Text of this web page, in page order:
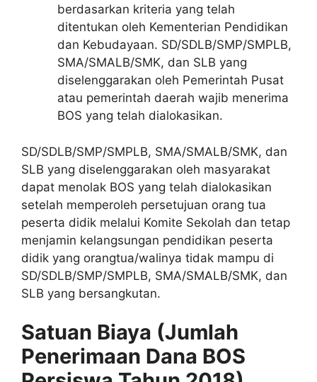
berdasarkan kriteria yang telah
ditentukan oleh Kementerian Pendidikan
dan Kebudayaan. SD/SDLB/SMP/SMPLB,
SMA/SMALB/SMK, dan SLB yang
diselenggarakan oleh Pemerintah Pusat
atau pemerintah daerah wajib menerima
BOS yang telah dialokasikan.
SD/SDLB/SMP/SMPLB, SMA/SMALB/SMK, dan
SLB yang diselenggarakan oleh masyarakat
dapat menolak BOS yang telah dialokasikan
setelah memperoleh persetujuan orang tua
peserta didik melalui Komite Sekolah dan tetap
menjamin kelangsungan pendidikan peserta
didik yang orangtua/walinya tidak mampu di
SD/SDLB/SMP/SMPLB, SMA/SMALB/SMK, dan
SLB yang bersangkutan.
Satuan Biaya (Jumlah
Penerimaan Dana BOS